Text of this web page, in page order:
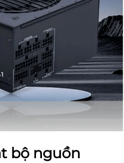
bộ nguồn